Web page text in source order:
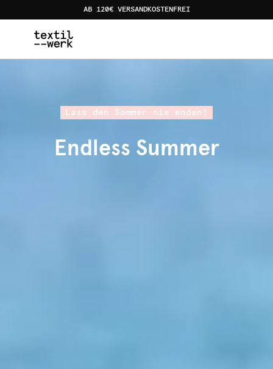
AB 120€ VERSANDKOSTENFREI
Kollektionen Endless Summer
Lass den Sommer nie enden!
Endless Summer